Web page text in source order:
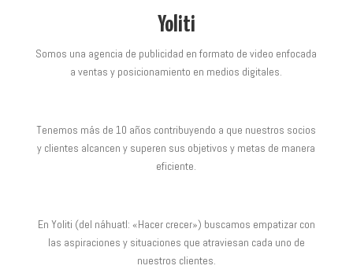
Yoliti
Somos una agencia de publicidad en formato de video enfocada
a ventas y posicionamiento en medios digitales.
Tenemos más de 10 años contribuyendo a que nuestros socios
y clientes alcancen y superen sus objetivos y metas de manera
eficiente.
En Yoliti (del náhuatl: «Hacer crecer») buscamos empatizar con
las aspiraciones y situaciones que atraviesan cada uno de
nuestros clientes.